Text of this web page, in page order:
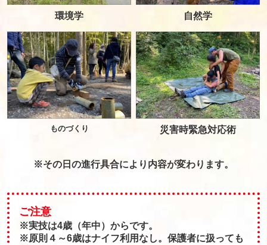
環境学 自然学
ものづくり 災害時緊急対応術
※その日の進行具合により内容が変わります。
ご注意
※実技は4歳（年中）からです。
※原則４～6歳はナイフ利用なし。保護者に扱っても